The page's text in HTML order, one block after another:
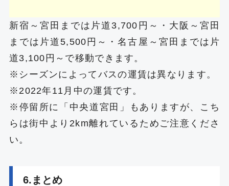
新宿～宮田までは片道3,700円～・大阪～宮田
までは片道5,500円～・名古屋～宮田までは片
道3,100円～で移動できます。
※シーズンによってバスの運賃は異なります。
※2022年11月中の運賃です。
※停留所に「中央道宮田」もありますが、こち
らは街中より2km離れているためご注意くださ
い。
6.まとめ